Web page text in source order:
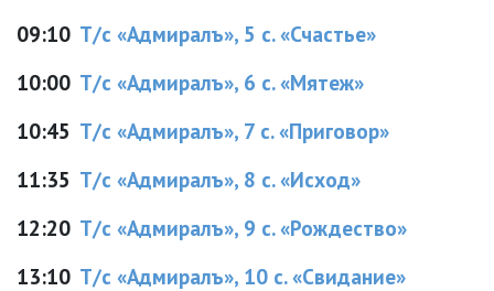
09:10 Т/с «Адмиралъ», 5 с. «Счастье»
10:00 Т/с «Адмиралъ», 6 с. «Мятеж»
10:45 Т/с «Адмиралъ», 7 с. «Приговор»
11:35 Т/с «Адмиралъ», 8 с. «Исход»
12:20 Т/с «Адмиралъ», 9 с. «Рождество»
13:10 Т/с «Адмиралъ», 10 с. «Свидание»